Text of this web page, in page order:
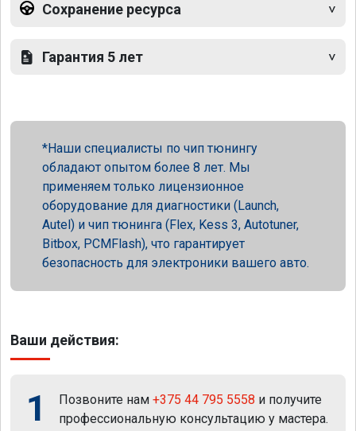
Сохранение ресурса
Гарантия 5 лет
Наши специалисты по чип тюнингу
обладают опытом более 8 лет. Мы
применяем только лицензионное
оборудование для диагностики (Launch,
Autel) и чип тюнинга (Flex, Kess 3, Autotuner,
Bitbox, PCMFlash), что гарантирует
безопасность для электроники вашего авто.
Ваши действия:
1 Позвоните нам +375 44 795 5558 и получите
профессиональную консультацию у мастера.